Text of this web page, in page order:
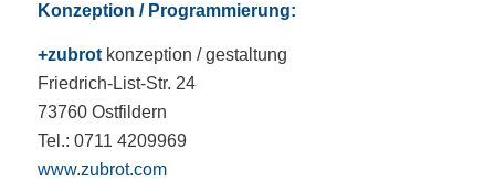
Konzeption / Programmierung:
+zubrotkonzeption / gestaltung
Friedrich-List-Str. 24
73760 Ostfildern
Tel.: 0711 4209969
www.zubrot.com